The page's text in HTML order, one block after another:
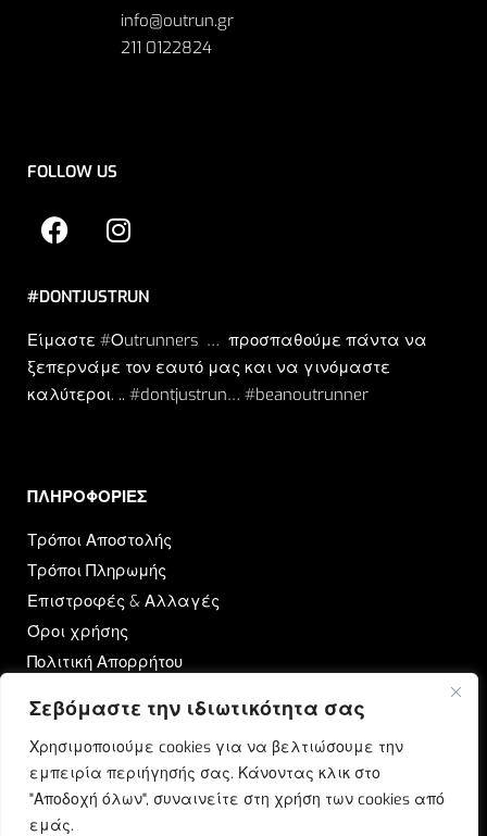
Σεβόμαστε την ιδιωτικότητα σας
Χρησιμοποιούμε cookies για να βελτιώσουμε την
εμπειρία περιήγησής σας. Κάνοντας κλικ στο
"Αποδοχή όλων", συναινείτε στη χρήση των cookies από
εμάς.
info@outrun.gr
211 0122824
FOLLOW US
#DONTJUSTRUN
Είμαστε #Οutrunners … προσπαθούμε πάντα να
ξεπερνάμε τον εαυτό μας και να γινόμαστε
καλύτεροι. .. #dontjustrun… #beanoutrunner
ΠΛΗΡΟΦΟΡΙΕΣ​
Τρόποι Αποστολής
Τρόποι Πληρωμής
Επιστροφές & Αλλαγές
Όροι χρήσης
Πολιτική Απορρήτου
OUTRUN
Ποιοι Είμαστε
Επικοινωνία
Blog